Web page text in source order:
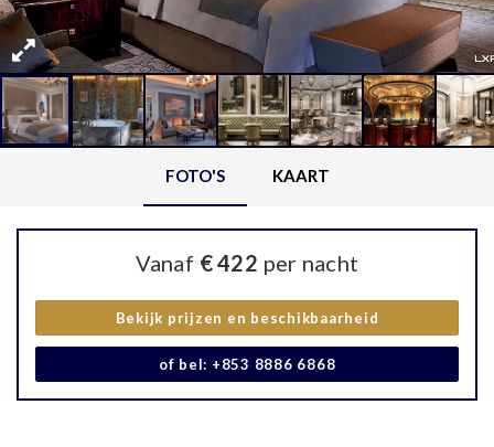
FOTO'S KAART
Vanaf € 422 per nacht
Bekijk prijzen en beschikbaarheid
of bel: +853 8886 6868